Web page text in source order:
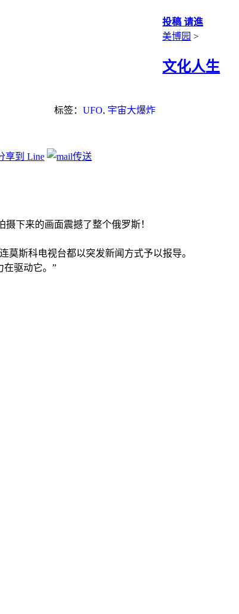
投稿 请進
美博园 >
文化人生
标签： UFO, 宇宙大爆炸
下来的画面震撼了整个俄罗斯！
斯科电视台都以突发新闻方式予以报导。
驱动它。”